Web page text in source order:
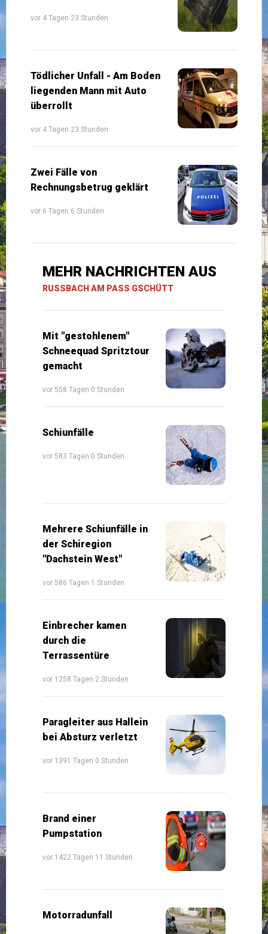
vor 4 Tagen 23 Stunden
Tödlicher Unfall - Am Boden
liegenden Mann mit Auto
überrollt
vor 4 Tagen 23 Stunden
Zwei Fälle von
Rechnungsbetrug geklärt
vor 6 Tagen 6 Stunden
MEHR NACHRICHTEN AUS
RUSSBACH AM PASS GSCHÜTT
Mit "gestohlenem"
Schneequad Spritztour
gemacht
vor 558 Tagen 0 Stunden
Schiunfälle
vor 583 Tagen 0 Stunden
Mehrere Schiunfälle in
der Schiregion
"Dachstein West"
vor 586 Tagen 1 Stunden
Einbrecher kamen
durch die
Terrassentüre
vor 1258 Tagen 2 Stunden
Paragleiter aus Hallein
bei Absturz verletzt
vor 1391 Tagen 0 Stunden
Brand einer
Pumpstation
vor 1422 Tagen 11 Stunden
Motorradunfall